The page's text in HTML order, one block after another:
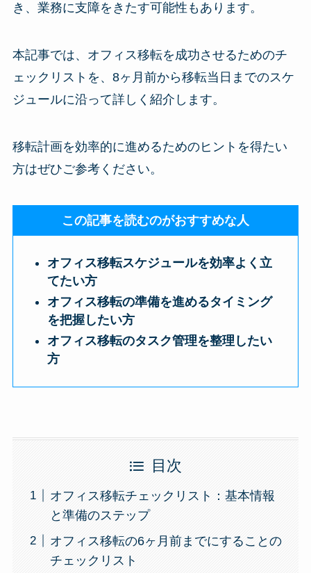
き、業務に支障をきたす可能性もあります。
本記事では、オフィス移転を成功させるためのチ
ェックリストを、8ヶ月前から移転当日までのスケ
ジュールに沿って詳しく紹介します。
移転計画を効率的に進めるためのヒントを得たい
方はぜひご参考ください。
この記事を読むのがおすすめな人
オフィス移転スケジュールを効率よく立
てたい方
オフィス移転の準備を進めるタイミング
を把握したい方
オフィス移転のタスク管理を整理したい
方
目次
オフィス移転チェックリスト：基本情報
と準備のステップ
オフィス移転の6ヶ月前までにすることの
チェックリスト